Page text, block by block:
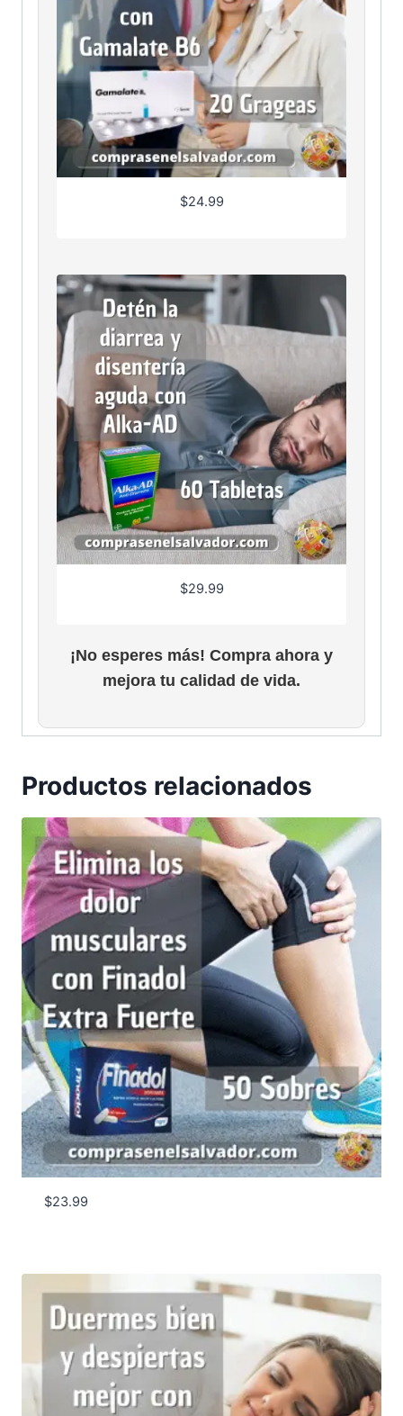
$24.99
$29.99
¡No esperes más! Compra ahora y
mejora tu calidad de vida.
Productos relacionados
$23.99